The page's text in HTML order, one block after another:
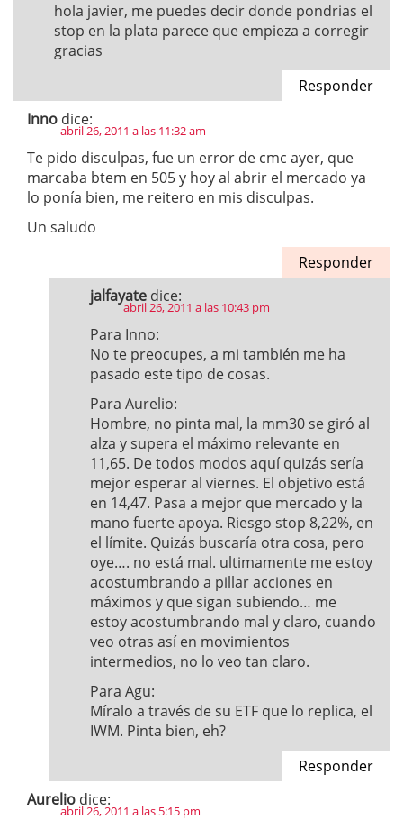
hola javier, me puedes decir donde pondrias el
stop en la plata parece que empieza a corregir
gracias
Responder
Inno dice:
abril 26, 2011 a las 11:32 am
Te pido disculpas, fue un error de cmc ayer, que
marcaba btem en 505 y hoy al abrir el mercado ya
lo ponía bien, me reitero en mis disculpas.
Un saludo
Responder
jalfayate dice:
abril 26, 2011 a las 10:43 pm
Para Inno:
No te preocupes, a mi también me ha
pasado este tipo de cosas.
Para Aurelio:
Hombre, no pinta mal, la mm30 se giró al
alza y supera el máximo relevante en
11,65. De todos modos aquí quizás sería
mejor esperar al viernes. El objetivo está
en 14,47. Pasa a mejor que mercado y la
mano fuerte apoya. Riesgo stop 8,22%, en
el límite. Quizás buscaría otra cosa, pero
oye…. no está mal. ultimamente me estoy
acostumbrando a pillar acciones en
máximos y que sigan subiendo… me
estoy acostumbrando mal y claro, cuando
veo otras así en movimientos
intermedios, no lo veo tan claro.
Para Agu:
Míralo a través de su ETF que lo replica, el
IWM. Pinta bien, eh?
Responder
Aurelio dice:
abril 26, 2011 a las 5:15 pm